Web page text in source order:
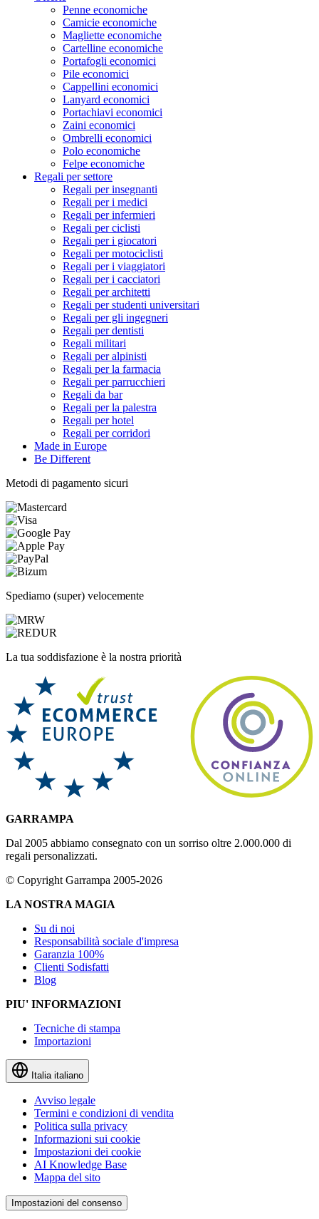
Penne economiche
Camicie economiche
Magliette economiche
Cartelline economiche
Portafogli economici
Pile economici
Cappellini economici
Lanyard economici
Portachiavi economici
Zaini economici
Ombrelli economici
Polo economiche
Felpe economiche
Regali per settore
Regali per insegnanti
Regali per i medici
Regali per infermieri
Regali per ciclisti
Regali per i giocatori
Regali per motociclisti
Regali per i viaggiatori
Regali per i cacciatori
Regali per architetti
Regali per studenti universitari
Regali per gli ingegneri
Regali per dentisti
Regali militari
Regali per alpinisti
Regali per la farmacia
Regali per parrucchieri
Regali da bar
Regali per la palestra
Regali per hotel
Regali per corridori
Made in Europe
Be Different
Metodi di pagamento sicuri
Spediamo (super) velocemente
La tua soddisfazione è la nostra priorità
GARRAMPA
Dal 2005 abbiamo consegnato con un sorriso oltre 2.000.000 di
regali personalizzati.
© Copyright Garrampa 2005-2026
LA NOSTRA MAGIA
Su di noi
Responsabilità sociale d'impresa
Garanzia 100%
Clienti Sodisfatti
Blog
PIU' INFORMAZIONI
Tecniche di stampa
Importazioni
Italia italiano
Avviso legale
Termini e condizioni di vendita
Politica sulla privacy
Informazioni sui cookie
Impostazioni dei cookie
AI Knowledge Base
Mappa del sito
Impostazioni del consenso